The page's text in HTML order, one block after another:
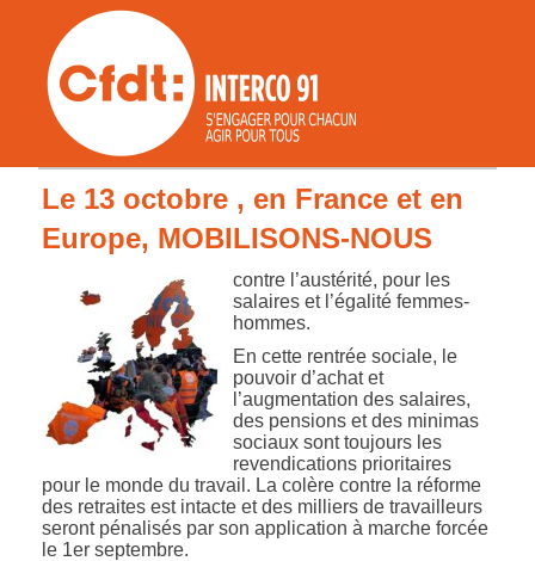
Le 13 octobre , en France et en
Europe, MOBILISONS-NOUS
contre l’austérité, pour les
salaires et l’égalité femmes-
hommes.
En cette rentrée sociale, le
pouvoir d’achat et
l’augmentation des salaires,
des pensions et des minimas
sociaux sont toujours les
revendications prioritaires
pour le monde du travail. La colère contre la réforme
des retraites est intacte et des milliers de travailleurs
seront pénalisés par son application à marche forcée
le 1er septembre.